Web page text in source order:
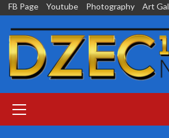
Skip
content
FB Page Youtube Photography Art
Menu